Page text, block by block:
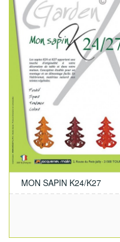
MON SAPIN K24/K27